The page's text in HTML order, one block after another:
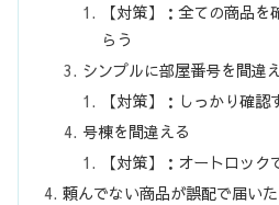
【対策】：全ての商品
らう
シンプルに部屋番号を間違
【対策】：しっかり確認
号棟を間違える
【対策】：オートロッ
頼んでない商品が誤配で届い